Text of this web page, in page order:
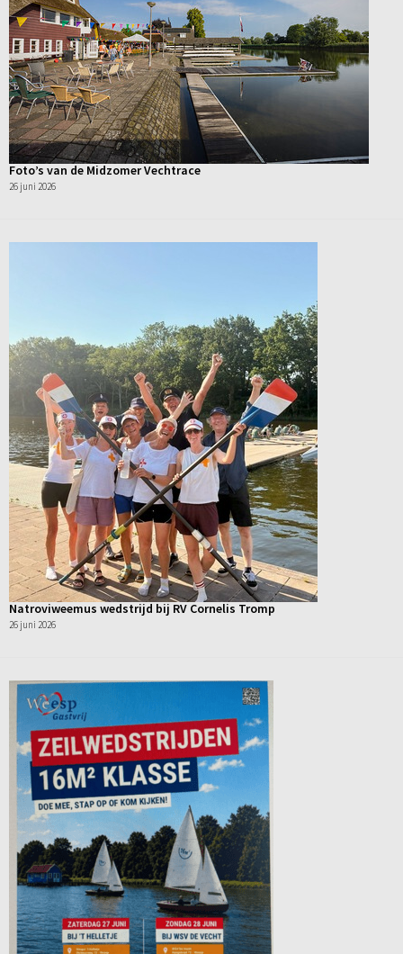
Foto’s van de Midzomer Vechtrace
26 juni 2026
Natroviweemus wedstrijd bij RV Cornelis Tromp
26 juni 2026